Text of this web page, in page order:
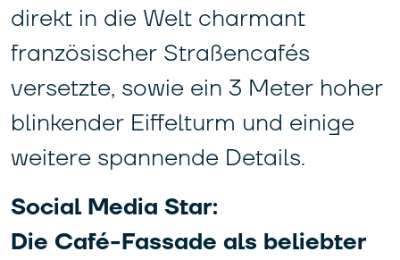
direkt in die Welt charmant
französischer Straßencafés
versetzte, sowie ein 3 Meter hoher
blinkender Eiffelturm und einige
weitere spannende Details.
Social Media Star:
Die Café-Fassade als beliebter